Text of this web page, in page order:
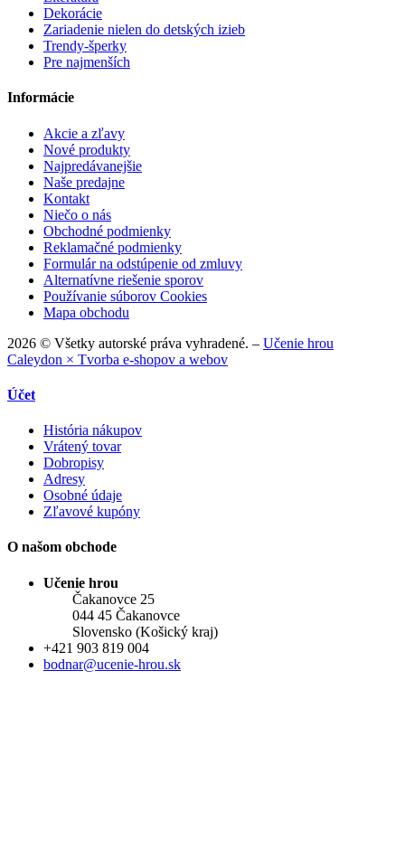
Dekorácie
Zariadenie nielen do detských izieb
Trendy-šperky
Pre najmenších
Informácie
Akcie a zľavy
Nové produkty
Najpredávanejšie
Naše predajne
Kontakt
Niečo o nás
Obchodné podmienky
Reklamačné podmienky
Formulár na odstúpenie od zmluvy
Alternatívne riešenie sporov
Používanie súborov Cookies
Mapa obchodu
2026 © Všetky autorské práva vyhradené. – Učenie hrou
Caleydon × Tvorba e-shopov a webov
Účet
História nákupov
Vrátený tovar
Dobropisy
Adresy
Osobné údaje
Zľavové kupóny
O našom obchode
Učenie hrou
Čakanovce 25
044 45 Čakanovce
Slovensko (Košický kraj)
+421 903 819 004
bodnar@ucenie-hrou.sk